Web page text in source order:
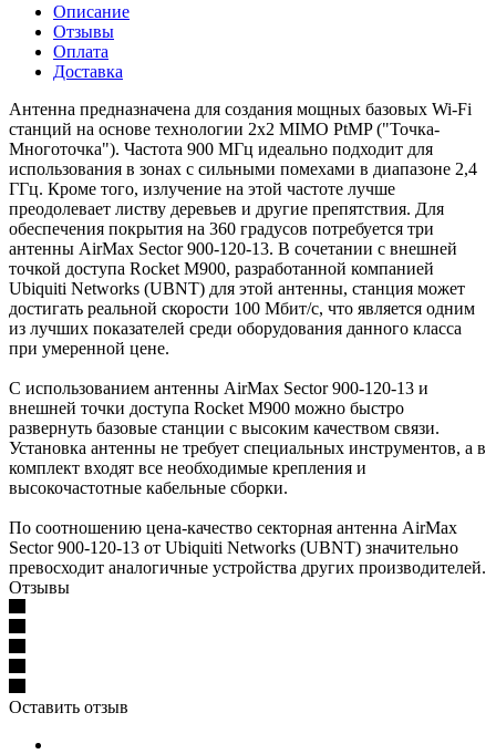
Описание
Отзывы
Оплата
Доставка
Антенна предназначена для создания мощных базовых Wi-Fi
станций на основе технологии 2x2 MIMO PtMP ("Точка-
Многоточка"). Частота 900 МГц идеально подходит для
использования в зонах с сильными помехами в диапазоне 2,4
ГГц. Кроме того, излучение на этой частоте лучше
преодолевает листву деревьев и другие препятствия. Для
обеспечения покрытия на 360 градусов потребуется три
антенны AirMax Sector 900-120-13. В сочетании с внешней
точкой доступа Rocket M900, разработанной компанией
Ubiquiti Networks (UBNT) для этой антенны, станция может
достигать реальной скорости 100 Мбит/с, что является одним
из лучших показателей среди оборудования данного класса
при умеренной цене.
С использованием антенны AirMax Sector 900-120-13 и
внешней точки доступа Rocket M900 можно быстро
развернуть базовые станции с высоким качеством связи.
Установка антенны не требует специальных инструментов, а в
комплект входят все необходимые крепления и
высокочастотные кабельные сборки.
По соотношению цена-качество секторная антенна AirMax
Sector 900-120-13 от Ubiquiti Networks (UBNT) значительно
превосходит аналогичные устройства других производителей.
Отзывы
Оставить отзыв